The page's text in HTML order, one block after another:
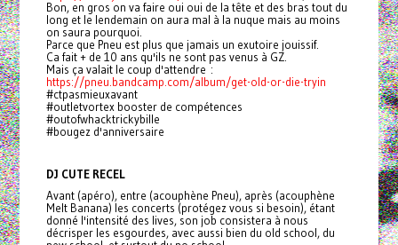
Bon, en gros on va faire oui oui de la tête et des bras tout du
long et le lendemain on aura mal à la nuque mais au moins
on saura pourquoi.
Parce que Pneu est plus que jamais un exutoire jouissif.
Ca fait + de 10 ans qu'ils ne sont pas venus à GZ.
Mais ça valait le coup d'attendre :
https://pneu.bandcamp.com/album/get-old-or-die-tryin
#ctpasmieuxavant
#outletvortex booster de compétences
#outofwhacktrickybille
#bougez d'anniversaire
DJ CUTE RECEL
Avant (apéro), entre (acouphène Pneu), après (acouphène
Melt Banana) les concerts (protégez vous si besoin), étant
donné l'intensité des lives, son job consistera à nous
décrisper les esgourdes, avec aussi bien du old school, du